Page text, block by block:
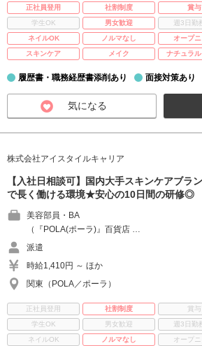
正社員登用 社割制度 賞与
学生OK
男女歓迎 週3日勤
ネイルOK
ノルマなし オープ
スキンケア
メイク ナチュラ
履歴書・職務経歴書添削あり 面接対策あり
気になる
株式会社アイスタイルキャリア
【入社日相談可】国内大手スキンケアブラ
で長く働ける環境★安心の10日間の研修◎
美容部員・BA
（『POLA(ポーラ)』百貨店 …
派遣
時給1,410円 ～ ほか
関東（POLA／ポーラ）
正社員登用 社割制度 賞与
学生OK
男女歓迎 週3日勤
ネイルOK
ノルマなし オープ